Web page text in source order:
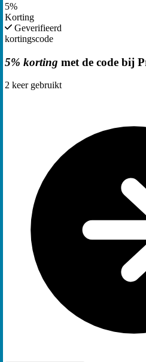
5%
Korting
Geverifieerd
kortingscode
5% korting met de code bij
2 keer gebruikt